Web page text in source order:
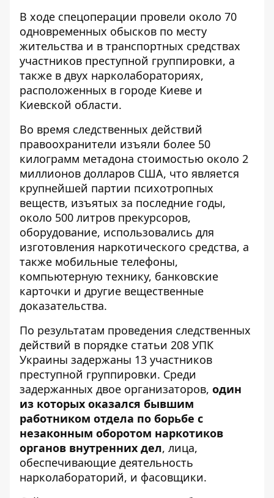
В ходе спецоперации провели около 70
одновременных обысков по месту
жительства и в транспортных средствах
участников преступной группировки, а
также в двух нарколабораториях,
расположенных в городе Киеве и
Киевской области.
Во время следственных действий
правоохранители изъяли более 50
килограмм метадона стоимостью около 2
миллионов долларов США, что является
крупнейшей партии психотропных
веществ, изъятых за последние годы,
около 500 литров прекурсоров,
оборудование, использовались для
изготовления наркотического средства, а
также мобильные телефоны,
компьютерную технику, банковские
карточки и другие вещественные
доказательства.
По результатам проведения следственных
действий в порядке статьи 208 УПК
Украины задержаны 13 участников
преступной группировки. Среди
задержанных двое организаторов, один
из которых оказался бывшим
работником отдела по борьбе с
незаконным оборотом наркотиков
органов внутренних дел, лица,
обеспечивающие деятельность
нарколабораторий, и фасовщики.